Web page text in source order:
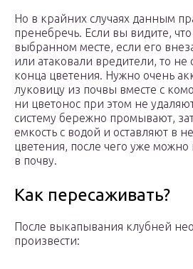
Но в крайних случаях данным
пренебречь. Если вы видите,
выбранном месте, если его
или атаковали вредители, то не
конца цветения. Нужно очень
луковицу из почвы вместе с
ни цветонос при этом не
систему бережно промывают,
емкость с водой и оставляют в
цветения, после чего уже можно
в почву.
Как пересаживать?
После выкапывания клубней
произвести: